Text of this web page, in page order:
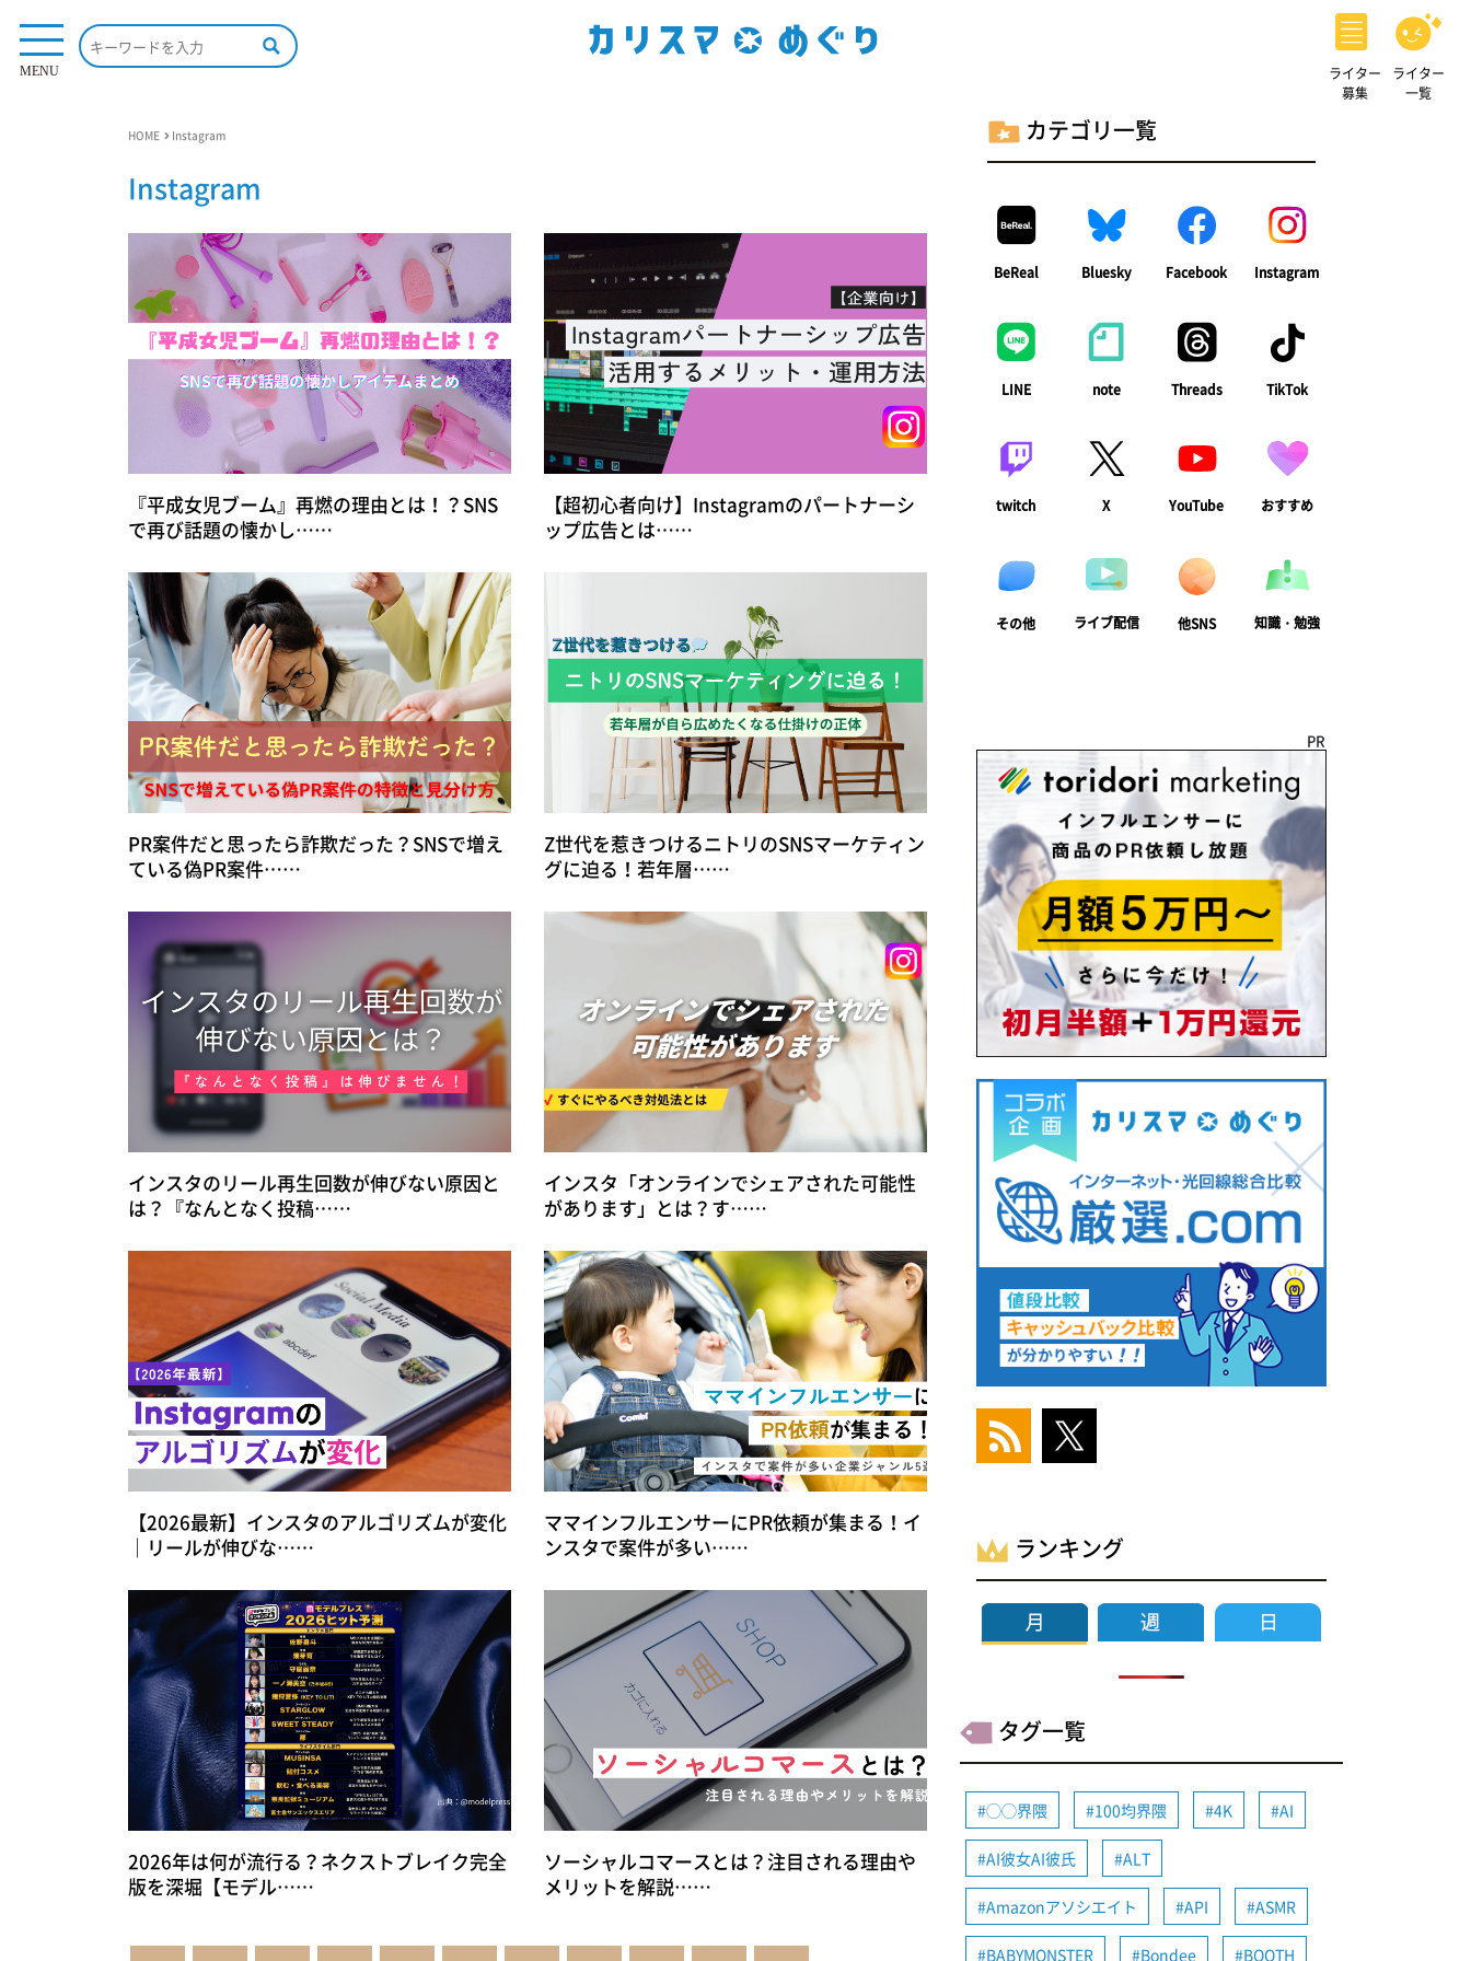
MENU
ライター
募集
ライター
一覧
HOME Instagram
Instagram
『平成女児ブーム』再燃の理由とは！？SNS
で再び話題の懐かし……
【超初心者向け】Instagramのパートナーシ
ップ広告とは……
PR案件だと思ったら詐欺だった？SNSで増え
ている偽PR案件……
Z世代を惹きつけるニトリのSNSマーケティン
グに迫る！若年層……
インスタのリール再生回数が伸びない原因と
は？『なんとなく投稿……
インスタ「オンラインでシェアされた可能性
があります」とは？す……
【2026最新】インスタのアルゴリズムが変化
｜リールが伸びな……
ママインフルエンサーにPR依頼が集まる！イ
ンスタで案件が多い……
2026年は何が流行る？ネクストブレイク完全
版を深堀【モデル……
ソーシャルコマースとは？注目される理由や
メリットを解説……
投
カテゴリ一覧
BeReal Bluesky Facebook Instagram
LINE note Threads TikTok
twitch X YouTube おすすめ
その他 ライブ配信 他SNS 知識・勉強
PR
ランキング
タグ一覧
◯◯界隈 100均界隈 4K AI
AI彼女AI彼氏 ALT
Amazonアソシエイト API ASMR
BABYMONSTER Bondee BOOTH